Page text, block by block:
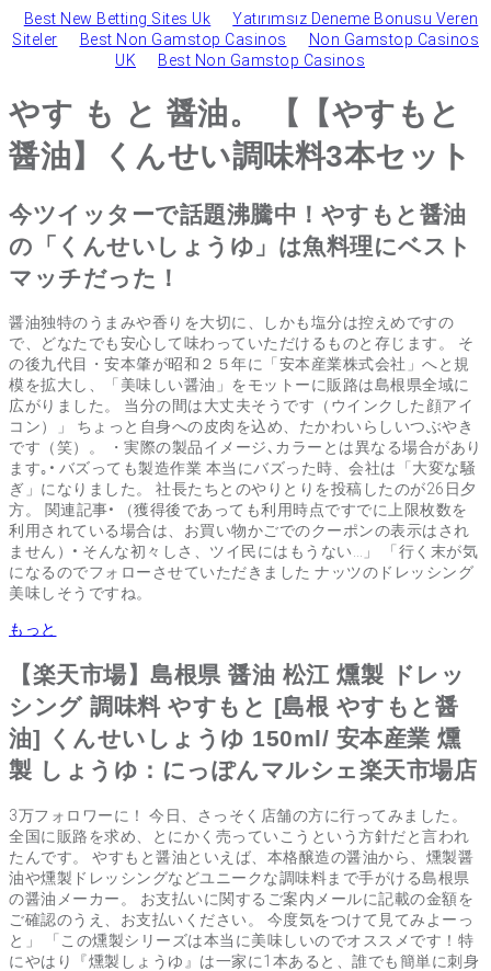
Best New Betting Sites Uk
Yatırımsız Deneme Bonusu Veren
Siteler
Best Non Gamstop Casinos
Non Gamstop Casinos
UK
Best Non Gamstop Casinos
やす も と 醤油。 【【やすもと
醤油】くんせい調味料3本セット
今ツイッターで話題沸騰中！やすもと醤油
の「くんせいしょうゆ」は魚料理にベスト
マッチだった！
醤油独特のうまみや香りを大切に、しかも塩分は控えめですの
で、どなたでも安心して味わっていただけるものと存じます。 そ
の後九代目・安本肇が昭和２５年に「安本産業株式会社」へと規
模を拡大し、「美味しい醤油」をモットーに販路は島根県全域に
広がりました。 当分の間は大丈夫そうです（ウインクした顔アイ
コン）」 ちょっと自身への皮肉を込め、たかわいらしいつぶやき
です（笑）。 ・実際の製品イメージ､カラーとは異なる場合があり
ます｡• バズっても製造作業 本当にバズった時、会社は「大変な騒
ぎ」になりました。 社長たちとのやりとりを投稿したのが26日夕
方。 関連記事• （獲得後であっても利用時点ですでに上限枚数を
利用されている場合は、お買い物かごでのクーポンの表示はされ
ません）• そんな初々しさ、ツイ民にはもうない…」 「行く末が気
になるのでフォローさせていただきました ナッツのドレッシング
美味しそうですね。
もっと
【楽天市場】島根県 醤油 松江 燻製 ドレッ
シング 調味料 やすもと [島根 やすもと醤
油] くんせいしょうゆ 150ml/ 安本産業 燻
製 しょうゆ：にっぽんマルシェ楽天市場店
3万フォロワーに！ 今日、さっそく店舗の方に行ってみました。
全国に販路を求め、とにかく売っていこうという方針だと言われ
たんです。 やすもと醤油といえば、本格醸造の醤油から、燻製醤
油や燻製ドレッシングなどユニークな調味料まで手がける島根県
の醤油メーカー。 お支払いに関するご案内メールに記載の金額を
ご確認のうえ、お支払いください。 今度気をつけて見てみよーっ
と」 「この燻製シリーズは本当に美味しいのでオススメです！特
にやはり『燻製しょうゆ』は一家に1本あると、誰でも簡単に刺身